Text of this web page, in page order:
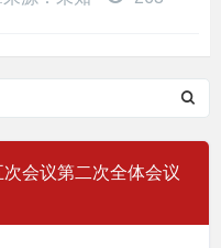
会议第二次全体会议